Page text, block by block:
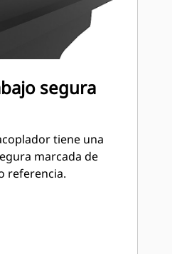
segura
tiene una
marcada de
referencia.